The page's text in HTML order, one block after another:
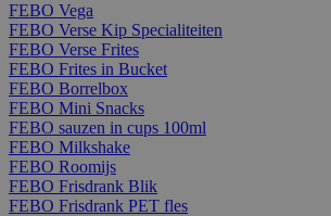
FEBO Vega
FEBO Verse Kip Specialiteiten
FEBO Verse Frites
FEBO Frites in Bucket
FEBO Borrelbox
FEBO Mini Snacks
FEBO sauzen in cups 100ml
FEBO Milkshake
FEBO Roomijs
FEBO Frisdrank Blik
FEBO Frisdrank PET fles